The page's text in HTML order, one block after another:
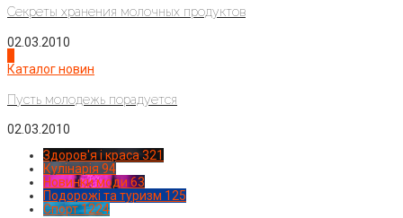
Секреты хранения молочных продуктов
02.03.2010
Каталог новин
Пусть молодежь порадуется
02.03.2010
Здоров'я і краса 321
Кулінарія 94
Новинки моди 63
Подорожі та туризм 125
Спорт1224